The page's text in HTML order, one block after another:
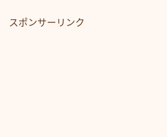
スポンサーリンク